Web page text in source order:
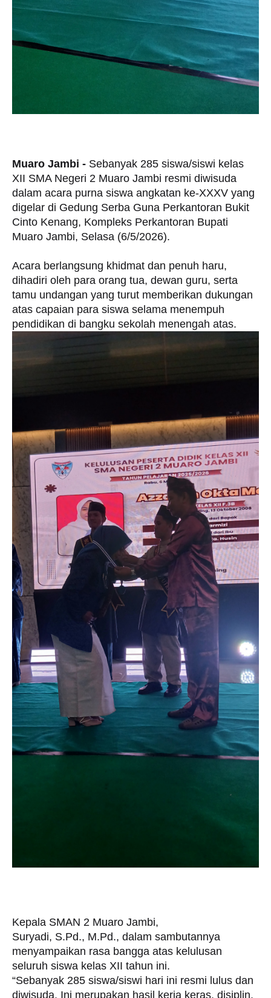
Muaro Jambi - Sebanyak 285 siswa/siswi kelas
XII SMA Negeri 2 Muaro Jambi resmi diwisuda
dalam acara purna siswa angkatan ke-XXXV yang
digelar di Gedung Serba Guna Perkantoran Bukit
Cinto Kenang, Kompleks Perkantoran Bupati
Muaro Jambi, Selasa (6/5/2026).
Acara berlangsung khidmat dan penuh haru,
dihadiri oleh para orang tua, dewan guru, serta
tamu undangan yang turut memberikan dukungan
atas capaian para siswa selama menempuh
pendidikan di bangku sekolah menengah atas.
Kepala SMAN 2 Muaro Jambi,
Suryadi, S.Pd., M.Pd., dalam sambutannya
menyampaikan rasa bangga atas kelulusan
seluruh siswa kelas XII tahun ini.
“Sebanyak 285 siswa/siswi hari ini resmi lulus dan
diwisuda. Ini merupakan hasil kerja keras, disiplin,